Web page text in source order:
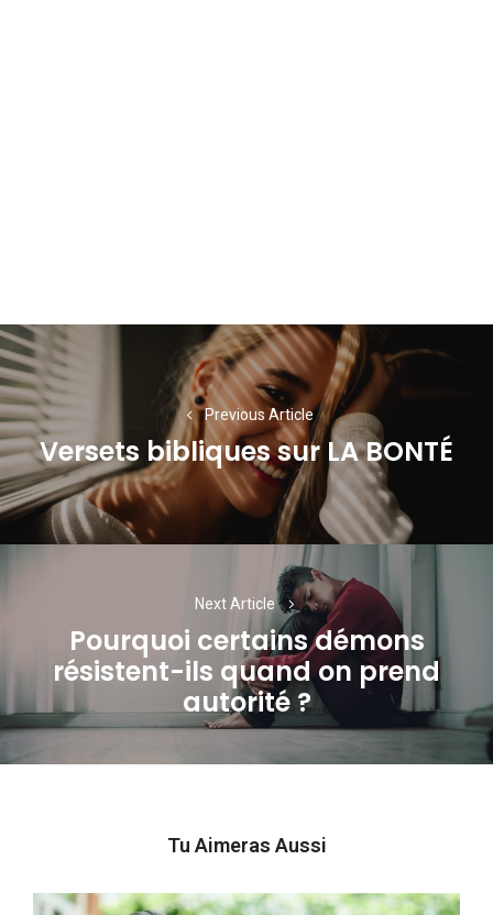
Navigation
de
l’article
Previous Article
Previous
post:
Versets bibliques sur LA BONTÉ
Next Article
Next
post:
Pourquoi certains démons
résistent-ils quand on prend
autorité ?
Tu Aimeras Aussi